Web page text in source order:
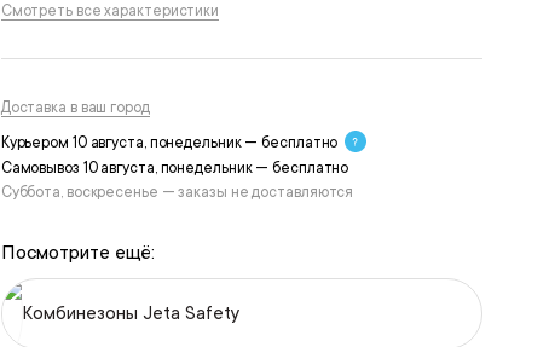
Смотреть все характеристики
Доставка в ваш город
Курьером 10 августа, понедельник — бесплатно
Самовывоз 10 августа, понедельник — бесплатно
Суббота, воскресенье — заказы не доставляются
Посмотрите ещё:
Комбинезоны Jeta Safety